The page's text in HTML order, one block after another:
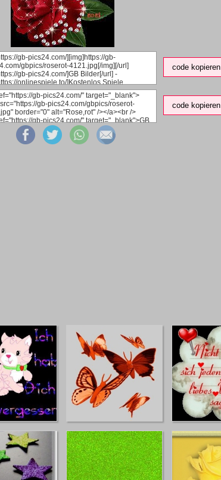
code kopieren
code kopieren